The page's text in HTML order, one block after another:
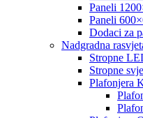
Paneli
Paneli
Dodaci za
Nadgradna
Stropne
Stropne
Plafonjera